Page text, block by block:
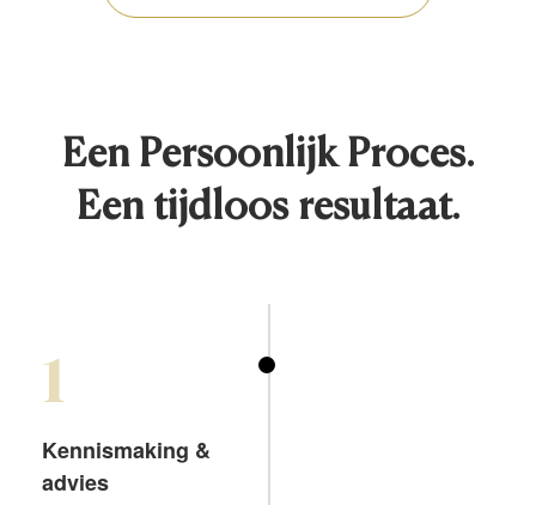
Een Persoonlijk Proces.
Een tijdloos resultaat.
1
Kennismaking &
advies